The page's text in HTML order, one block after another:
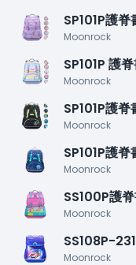
SP101P護
Moonrock
SP101P 護
Moonrock
SP101P護
Moonrock
SP101P護
Moonrock
SS100P護
Moonrock
SS108P-
Moonrock